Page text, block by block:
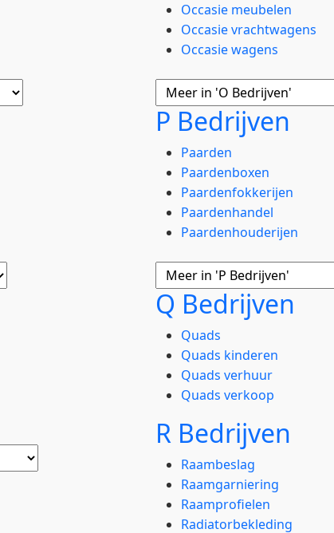
Occasie meubelen
Occasie vrachtwagens
Occasie wagens
P Bedrijven
Paarden
Paardenboxen
Paardenfokkerijen
Paardenhandel
Paardenhouderijen
Q Bedrijven
Quads
Quads kinderen
Quads verhuur
Quads verkoop
R Bedrijven
Raambeslag
Raamgarniering
Raamprofielen
Radiatorbekleding